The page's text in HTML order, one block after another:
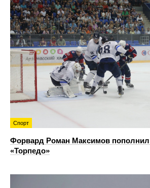
Спорт
Форвард Роман Максимов пополнил
«Торпедо»